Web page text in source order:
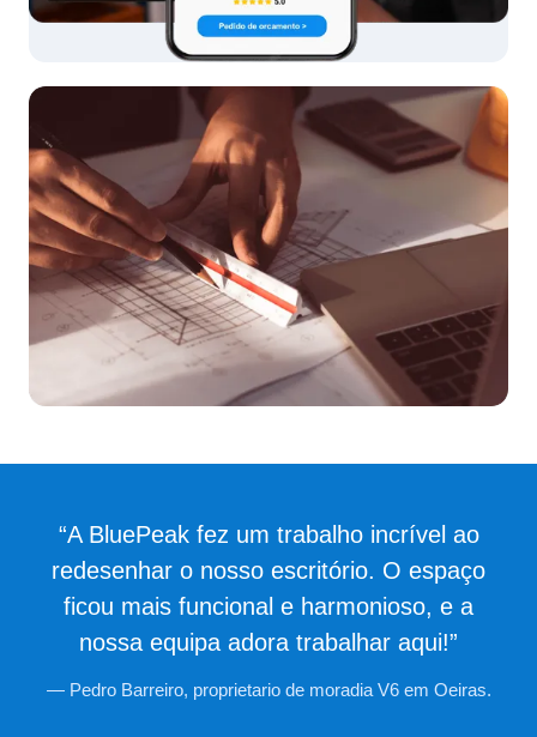
“A BluePeak fez um trabalho incrível ao
redesenhar o nosso escritório. O espaço
ficou mais funcional e harmonioso, e a
nossa equipa adora trabalhar aqui!”
— Pedro Barreiro, proprietario de moradia V6 em Oeiras.